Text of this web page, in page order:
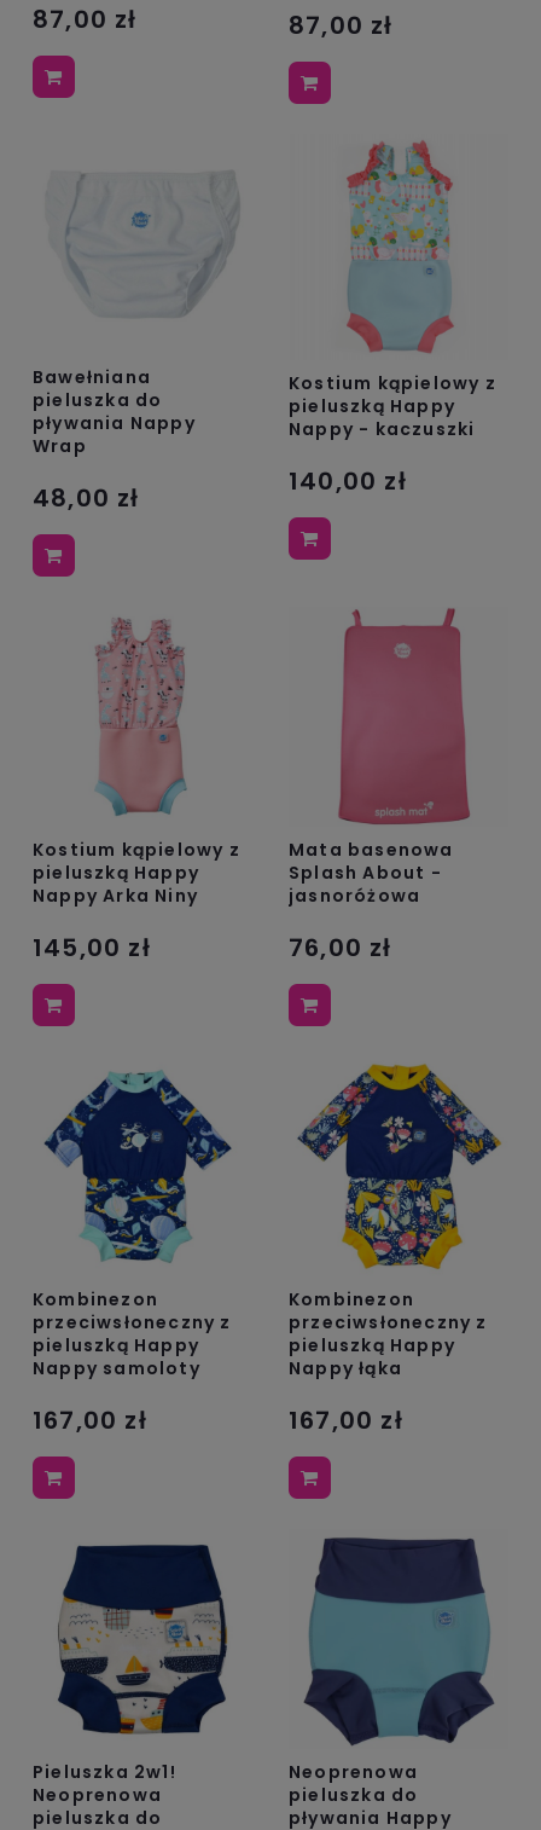
87,00 zł 87,00 zł
Bawełniana
pieluszka do
pływania Nappy
Wrap
48,00 zł
Kostium kąpielowy z
pieluszką Happy
Nappy - kaczuszki
140,00 zł
Kostium kąpielowy z
pieluszką Happy
Nappy Arka Niny
145,00 zł
Mata basenowa
Splash About -
jasnoróżowa
76,00 zł
Kombinezon
przeciwsłoneczny z
pieluszką Happy
Nappy samoloty
167,00 zł
Kombinezon
przeciwsłoneczny z
pieluszką Happy
Nappy łąka
167,00 zł
Pieluszka 2w1!
Neoprenowa
pieluszka do
Neoprenowa
pieluszka do
pływania Happy